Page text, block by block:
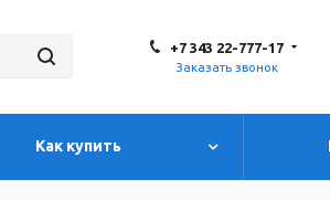
+7 343 22-777-17
Заказать звонок
Как купить